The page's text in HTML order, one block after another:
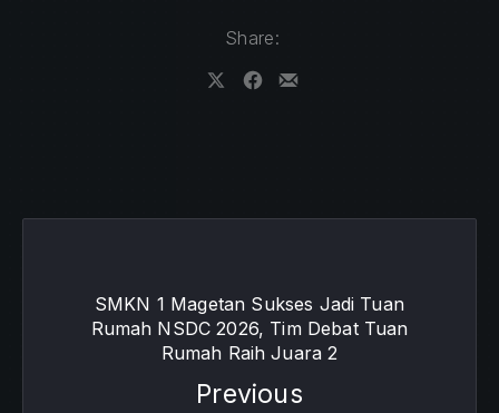
Share:
SMKN 1 Magetan Sukses Jadi Tuan
Rumah NSDC 2026, Tim Debat Tuan
Rumah Raih Juara 2
Previous